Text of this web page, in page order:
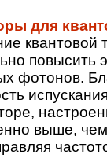
для
квантовой
повысить
фотонов.
выше,